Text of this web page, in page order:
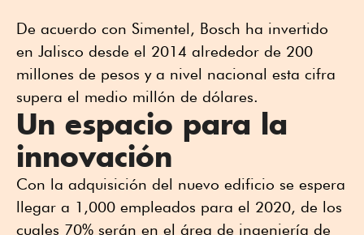
De acuerdo con Simentel, Bosch ha invertido
en Jalisco desde el 2014 alrededor de 200
millones de pesos y a nivel nacional esta cifra
supera el medio millón de dólares.
Un espacio para la
innovación
Con la adquisición del nuevo edificio se espera
llegar a 1,000 empleados para el 2020, de los
cuales 70% serán en el área de ingeniería de